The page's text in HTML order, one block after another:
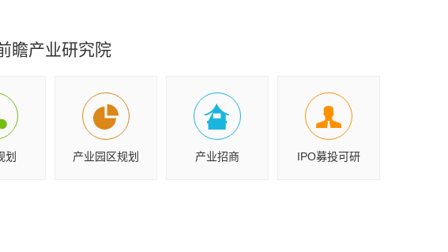
瞻产业研究院
划 产业园区规划 产业招商 IPO募投可研